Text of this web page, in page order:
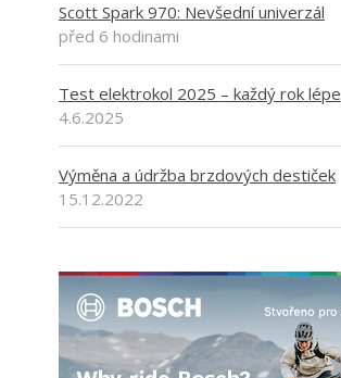
Scott Spark 970: Nevšední univerzál
před 6 hodinami
Test elektrokol 2025 – každý rok lépe
4.6.2025
Výměna a údržba brzdových destiček
15.12.2022